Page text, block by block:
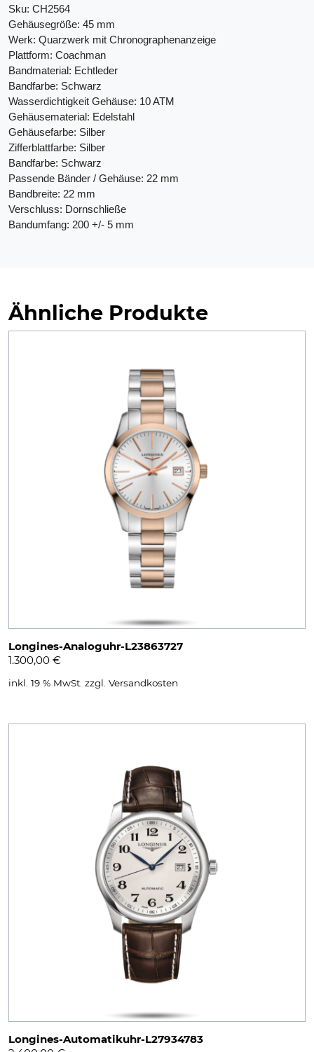
Sku: CH2564
Gehäusegröße: 45 mm
Werk: Quarzwerk mit Chronographenanzeige
Plattform: Coachman
Bandmaterial: Echtleder
Bandfarbe: Schwarz
Wasserdichtigkeit Gehäuse: 10 ATM
Gehäusematerial: Edelstahl
Gehäusefarbe: Silber
Zifferblattfarbe: Silber
Bandfarbe: Schwarz
Passende Bänder / Gehäuse: 22 mm
Bandbreite: 22 mm
Verschluss: Dornschließe
Bandumfang: 200 +/- 5 mm
Ähnliche Produkte
Longines-Analoguhr-L23863727
1.300,00 €
inkl. 19 % MwSt. zzgl. Versandkosten
Longines-Automatikuhr-L27934783